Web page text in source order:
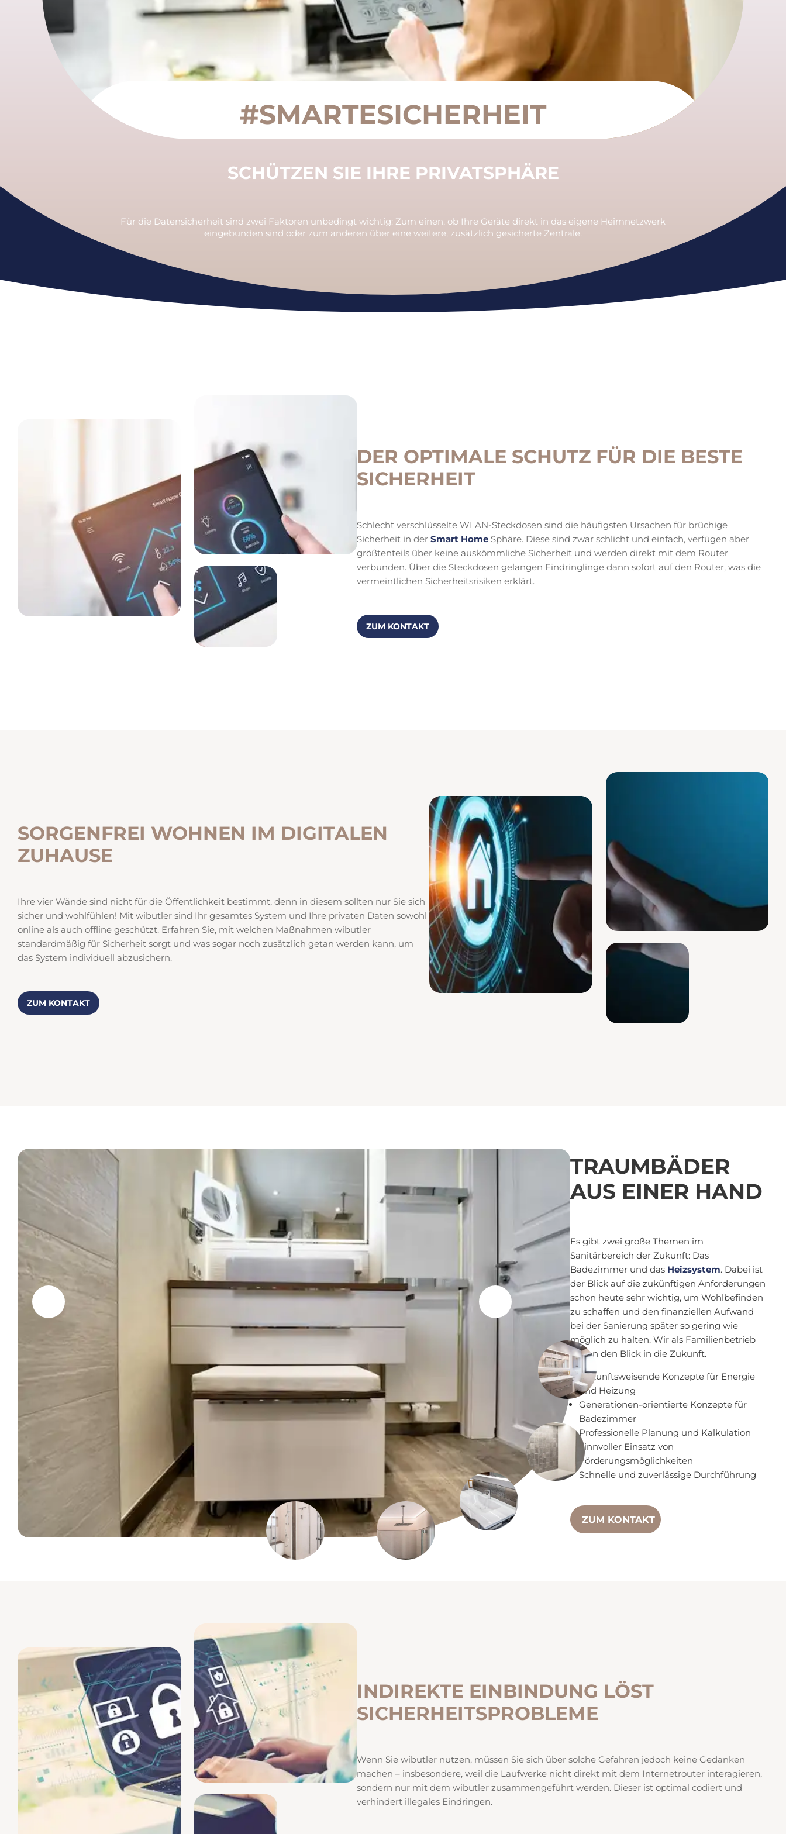
#SMARTESICHERHEIT
SCHÜTZEN SIE IHRE PRIVATSPHÄRE
Für die Datensicherheit sind zwei Faktoren unbedingt wichtig: Zum einen, ob Ihre Geräte direkt in das eigene Heimnetzwerk
eingebunden sind oder zum anderen über eine weitere, zusätzlich gesicherte Zentrale.
DER OPTIMALE SCHUTZ FÜR DIE BESTE
SICHERHEIT
Schlecht verschlüsselte WLAN-Steckdosen sind die häufigsten Ursachen für brüchige
Sicherheit in der Smart Home Sphäre. Diese sind zwar schlicht und einfach, verfügen aber
größtenteils über keine auskömmliche Sicherheit und werden direkt mit dem Router
verbunden. Über die Steckdosen gelangen Eindringlinge dann sofort auf den Router, was die
vermeintlichen Sicherheitsrisiken erklärt.
ZUM KONTAKT
SORGENFREI WOHNEN IM DIGITALEN
ZUHAUSE
Ihre vier Wände sind nicht für die Öffentlichkeit bestimmt, denn in diesem sollten nur Sie sich
sicher und wohlfühlen! Mit wibutler sind Ihr gesamtes System und Ihre privaten Daten sowohl
online als auch offline geschützt. Erfahren Sie, mit welchen Maßnahmen wibutler
standardmäßig für Sicherheit sorgt und was sogar noch zusätzlich getan werden kann, um
das System individuell abzusichern.
ZUM KONTAKT
TRAUMBÄDER
AUS EINER HAND
Es gibt zwei große Themen im
Sanitärbereich der Zukunft: Das
Badezimmer und das Heizsystem. Dabei ist
der Blick auf die zukünftigen Anforderungen
schon heute sehr wichtig, um Wohlbefinden
zu schaffen und den finanziellen Aufwand
bei der Sanierung später so gering wie
möglich zu halten. Wir als Familienbetrieb
haben den Blick in die Zukunft.
Zukunftsweisende Konzepte für Energie
und Heizung
Generationen-orientierte Konzepte für
Badezimmer
Professionelle Planung und Kalkulation
Sinnvoller Einsatz von
Förderungsmöglichkeiten
Schnelle und zuverlässige Durchführung
ZUM KONTAKT
INDIREKTE EINBINDUNG LÖST
SICHERHEITSPROBLEME
Wenn Sie wibutler nutzen, müssen Sie sich über solche Gefahren jedoch keine Gedanken
machen – insbesondere, weil die Laufwerke nicht direkt mit dem Internetrouter interagieren,
sondern nur mit dem wibutler zusammengeführt werden. Dieser ist optimal codiert und
verhindert illegales Eindringen.